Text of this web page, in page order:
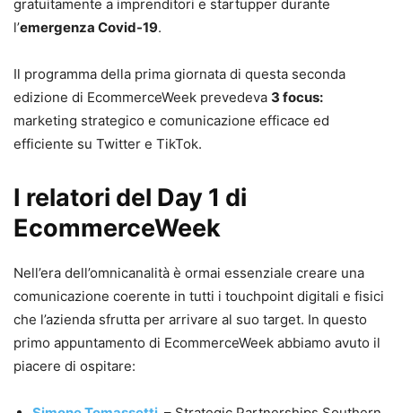
gratuitamente a imprenditori e startupper durante
l’emergenza Covid-19.
Il programma della prima giornata di questa seconda
edizione di EcommerceWeek prevedeva 3 focus:
marketing strategico e comunicazione efficace ed
efficiente su Twitter e TikTok.
I relatori del Day 1 di
EcommerceWeek
Nell’era dell’omnicanalità è ormai essenziale creare una
comunicazione coerente in tutti i touchpoint digitali e fisici
che l’azienda sfrutta per arrivare al suo target. In questo
primo appuntamento di EcommerceWeek abbiamo avuto il
piacere di ospitare: